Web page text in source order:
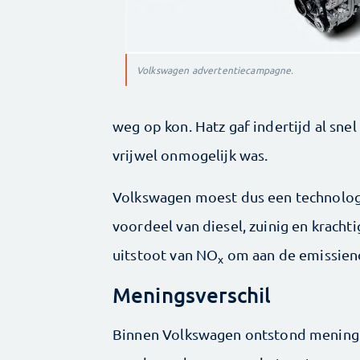
Volkswagen advertentiecampagne.
weg op kon. Hatz gaf indertijd al
vrijwel onmogelijk was.
Volkswagen moest dus een
voordeel van diesel, zuinig en
uitstoot van NOx om aan de
Meningsverschil
Binnen Volkswagen ontstond